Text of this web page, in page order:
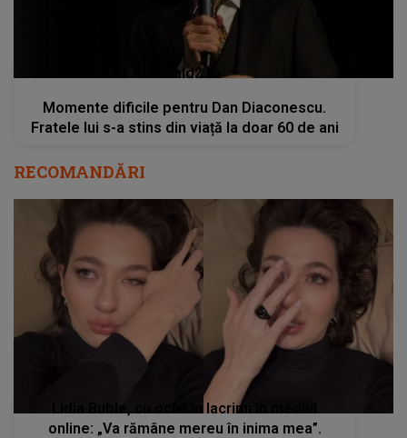
kanald2.ro
Momente dificile pentru Dan Diaconescu.
Fratele lui s-a stins din viață la doar 60 de ani
RECOMANDĂRI
Lidia Buble, cu ochii în lacrimi în mediul
online: „Va rămâne mereu în inima mea”.